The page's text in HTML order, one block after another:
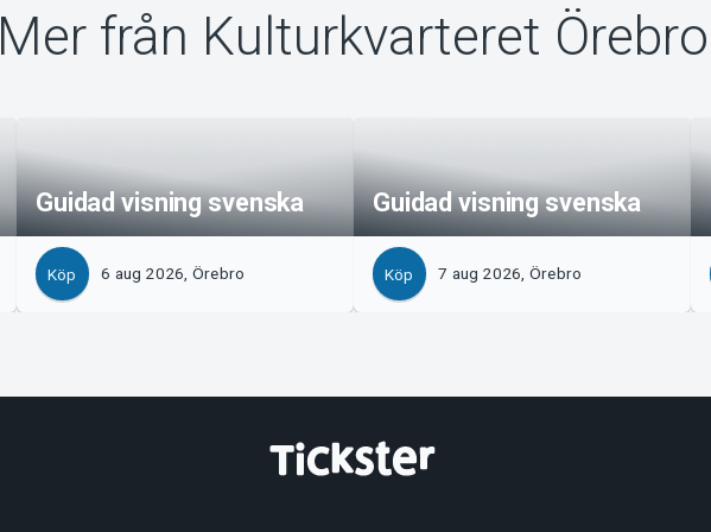
Mer från Kulturkvarteret Örebro
Guidad visning svenska
Köp 6 aug 2026, Örebro
Guidad visning svenska
Köp 7 aug 2026, Örebro